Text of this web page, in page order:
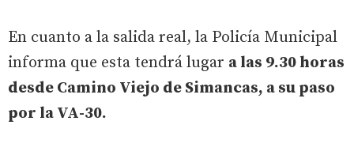
En cuanto a la salida real, la Policía Municipal
informa que esta tendrá lugar a las 9.30 horas
desde Camino Viejo de Simancas, a su paso
por la VA-30.